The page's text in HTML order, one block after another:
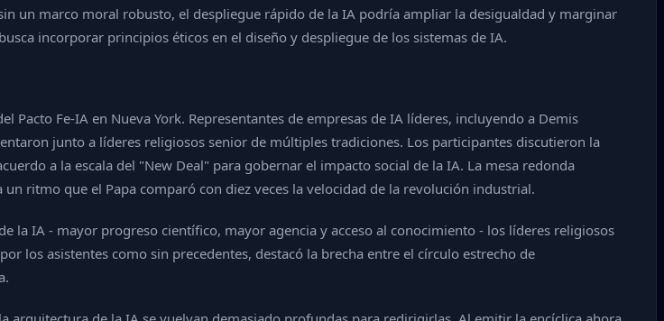
un marco moral robusto, el despliegue rápido de la IA podría ampliar la desigualdad y marginar
incorporar principios éticos en el diseño y despliegue de los sistemas de IA.
Fe-IA en Nueva York. Representantes de empresas de IA líderes, incluyendo a Demis
junto a líderes religiosos senior de múltiples tradiciones. Los participantes discutieron la
a la escala del "New Deal" para gobernar el impacto social de la IA. La mesa redonda
ritmo que el Papa comparó con diez veces la velocidad de la revolución industrial.
la IA - mayor progreso científico, mayor agencia y acceso al conocimiento - los líderes religiosos
los asistentes como sin precedentes, destacó la brecha entre el círculo estrecho de